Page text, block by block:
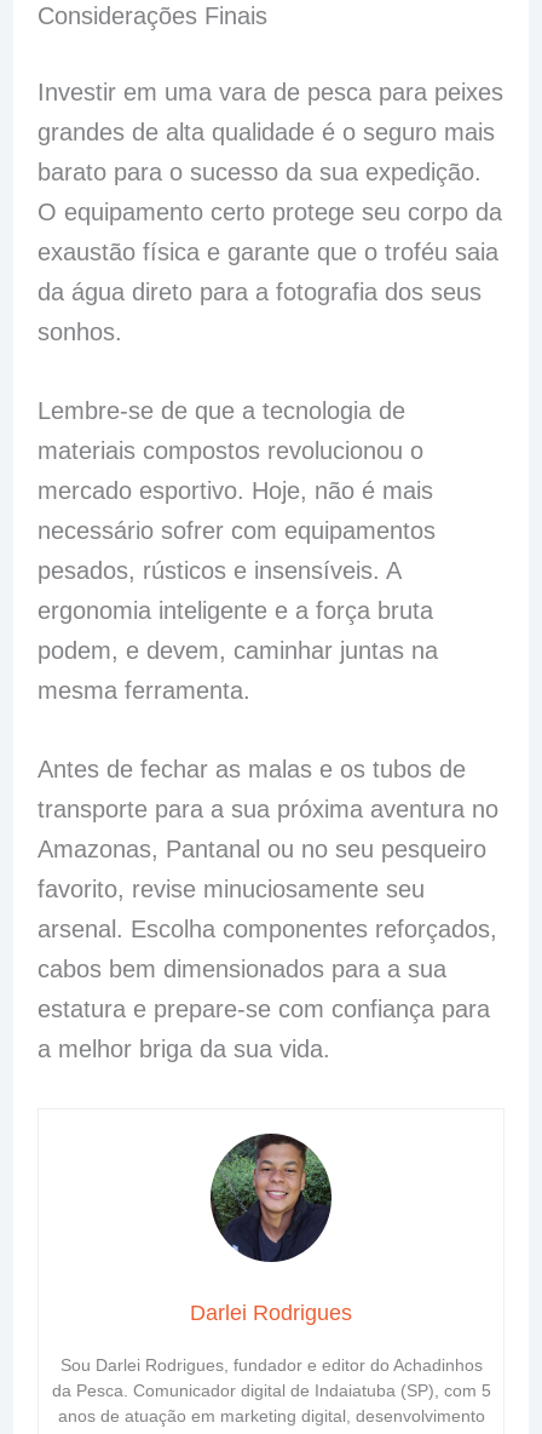
Considerações Finais
Investir em uma vara de pesca para peixes
grandes de alta qualidade é o seguro mais
barato para o sucesso da sua expedição.
O equipamento certo protege seu corpo da
exaustão física e garante que o troféu saia
da água direto para a fotografia dos seus
sonhos.
Lembre-se de que a tecnologia de
materiais compostos revolucionou o
mercado esportivo. Hoje, não é mais
necessário sofrer com equipamentos
pesados, rústicos e insensíveis. A
ergonomia inteligente e a força bruta
podem, e devem, caminhar juntas na
mesma ferramenta.
Antes de fechar as malas e os tubos de
transporte para a sua próxima aventura no
Amazonas, Pantanal ou no seu pesqueiro
favorito, revise minuciosamente seu
arsenal. Escolha componentes reforçados,
cabos bem dimensionados para a sua
estatura e prepare-se com confiança para
a melhor briga da sua vida.
Darlei Rodrigues
Sou Darlei Rodrigues, fundador e editor do Achadinhos
da Pesca. Comunicador digital de Indaiatuba (SP), com 5
anos de atuação em marketing digital, desenvolvimento